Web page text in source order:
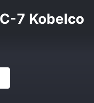
7 Kobelco